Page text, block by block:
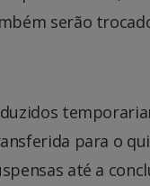
serão
para o
até a